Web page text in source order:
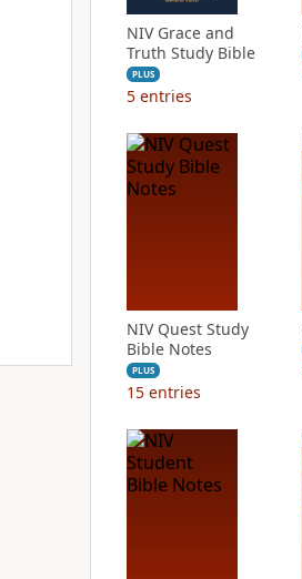
NIV Grace and
Truth Study Bible
PLUS
5 entries
NIV Quest Study
Bible Notes
PLUS
15 entries